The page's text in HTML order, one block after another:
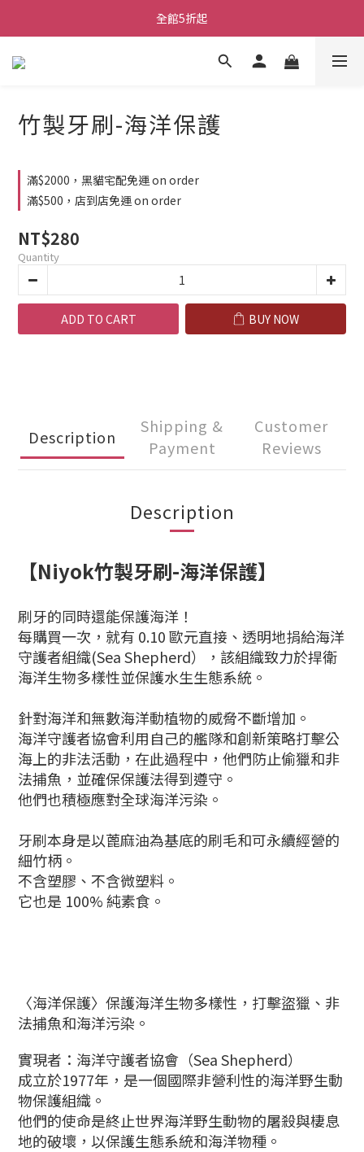
全館5折起
竹製牙刷-海洋保護
滿$2000，黑貓宅配免運 on order
滿$500，店到店免運 on order
NT$280
Quantity
ADD TO CART BUY NOW
Description
Shipping &
Payment
Customer
Reviews
Description
【Niyok竹製牙刷-海洋保護】
刷牙的同時還能保護海洋！
每購買一次，就有 0.10 歐元直接、透明地捐給海洋
守護者組織(Sea Shepherd），該組織致力於捍衛
海洋生物多樣性並保護水生生態系統。
針對海洋和無數海洋動植物的威脅不斷增加。
海洋守護者協會利用自己的艦隊和創新策略打擊公
海上的非法活動， 在此過程中，他們防止偷獵和非
法捕魚，並確保保護法得到遵守。
他們也積極應對全球海洋污染。
牙刷本身是以蓖麻油為基底的刷毛和可永續經營的
細竹柄。
不含塑膠、不含微塑料。
它也是 100% 純素食。
〈海洋保護〉 保護海洋生物多樣性，打擊盜獵、非
法捕魚和海洋污染。
實現者： 海洋守護者協會 （Sea Shepherd）
成立於1977年，是一個國際非營利性的海洋野生動
物保護組織。
他們的使命是終止世界海洋野生動物的屠殺與棲息
地的破壞，以保護生態系統和海洋物種。